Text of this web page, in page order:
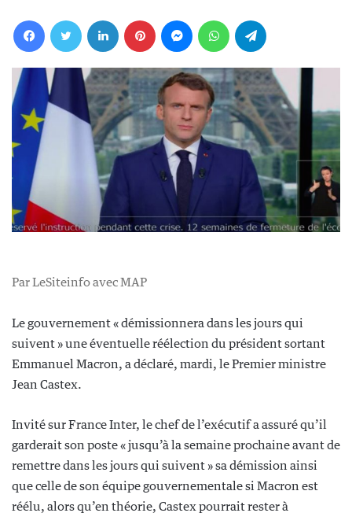
Par LeSiteinfo avec MAP
Le gouvernement « démissionnera dans les jours qui
suivent » une éventuelle réélection du président sortant
Emmanuel Macron, a déclaré, mardi, le Premier ministre
Jean Castex.
Invité sur France Inter, le chef de l’exécutif a assuré qu’il
garderait son poste « jusqu’à la semaine prochaine avant de
remettre dans les jours qui suivent » sa démission ainsi
que celle de son équipe gouvernementale si Macron est
réélu, alors qu’en théorie, Castex pourrait rester à